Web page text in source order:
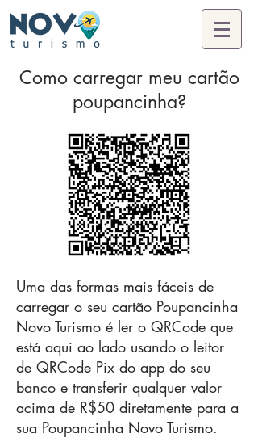
Como carregar meu cartão
poupancinha?
Uma das formas mais fáceis de
carregar o seu cartão Poupancinha
Novo Turismo é ler o QRCode que
está aqui ao lado usando o leitor
de QRCode Pix do app do seu
banco e transferir qualquer valor
acima de R$50 diretamente para a
sua Poupancinha Novo Turismo.